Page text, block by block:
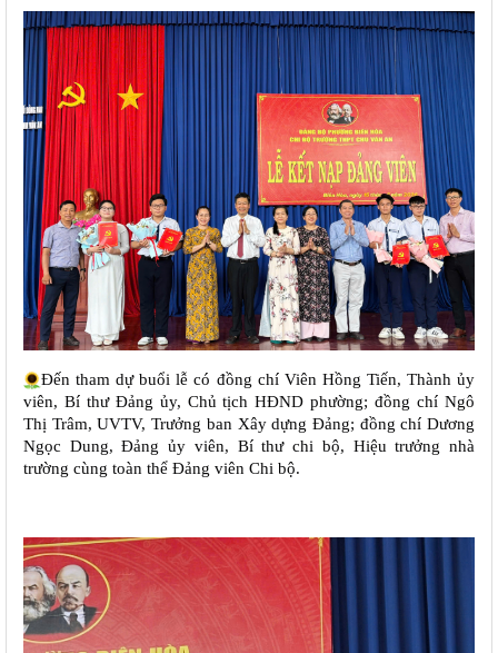
Đến tham dự buổi lễ có đồng chí Viên Hồng Tiến, Thành ủy
viên, Bí thư Đảng ủy, Chủ tịch HĐND phường; đồng chí Ngô
Thị Trâm, UVTV, Trưởng ban Xây dựng Đảng; đồng chí Dương
Ngọc Dung, Đảng ủy viên, Bí thư chi bộ, Hiệu trưởng nhà
trường cùng toàn thể Đảng viên Chi bộ.